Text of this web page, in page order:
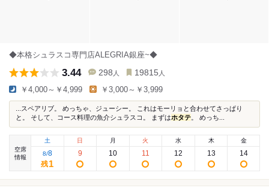
◆本格シュラスコ専門店ALEGRIA銀座~◆
3.44 298 人 19815 人
￥4,000～￥4,999 ￥3,000～￥3,999
...スペアリブ。 めっちゃ、ジューシー。 これはモーリョと合わせてさっぱり
と。 そして、コース料理の魚介シュラスコ。 まずはホタテ 。 めっち...
空席
情報
土
8/8
残1
日
9
月
10
火
11
水
12
木
13
金
14